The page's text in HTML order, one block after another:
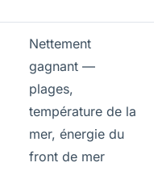
Nettement
gagnant —
plages,
température de la
mer, énergie du
front de mer